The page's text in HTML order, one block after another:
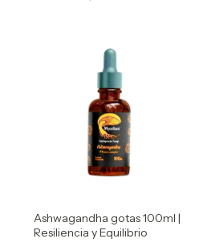
Ashwagandha gotas 100ml |
Resiliencia y Equilibrio